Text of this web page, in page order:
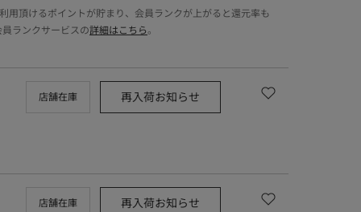
用頂けるポイントが貯まり、会員ランクが上がると還元率も
ランクサービスの詳細はこちら。
店舗在庫 再入荷お知らせ
店舗在庫 再入荷お知らせ